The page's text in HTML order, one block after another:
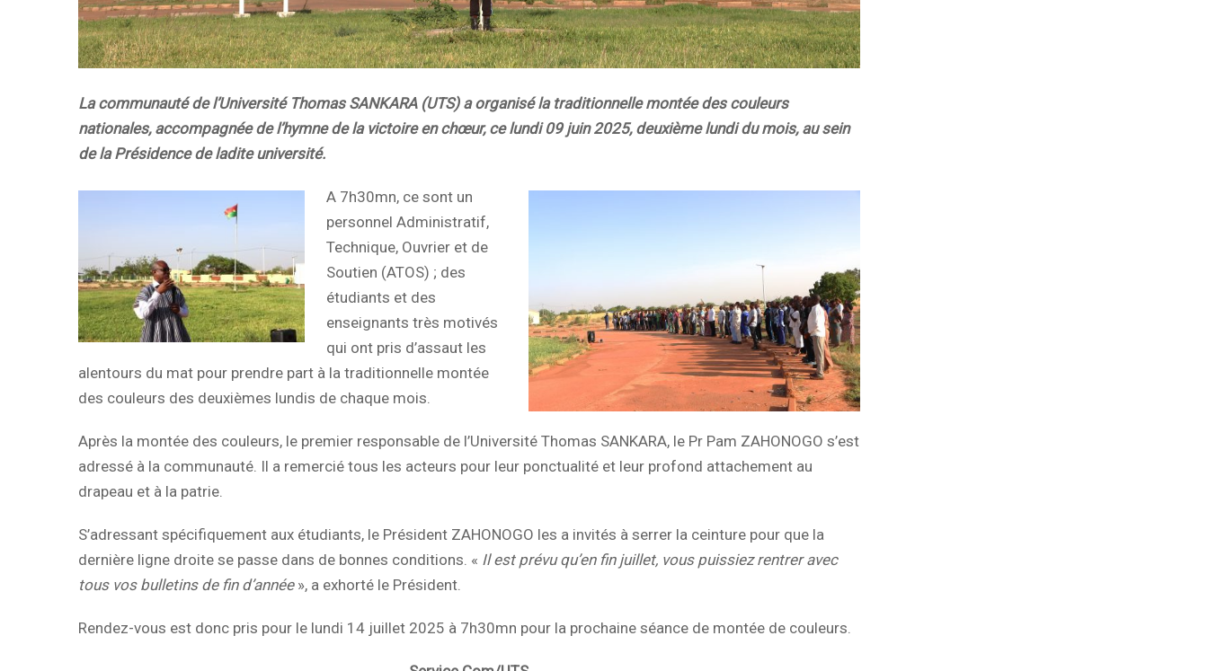
La communauté de l’Université Thomas SANKARA (UTS) a organisé la traditionnelle montée des couleurs
nationales, accompagnée de l’hymne de la victoire en chœur, ce lundi 09 juin 2025, deuxième lundi du mois, au sein
de la Présidence de ladite université.
A 7h30mn, ce sont un
personnel Administratif,
Technique, Ouvrier et de
Soutien (ATOS) ; des
étudiants et des
enseignants très motivés
qui ont pris d’assaut les
alentours du mat pour prendre part à la traditionnelle montée
des couleurs des deuxièmes lundis de chaque mois.
Après la montée des couleurs, le premier responsable de l’Université Thomas SANKARA, le Pr Pam ZAHONOGO s’est
adressé à la communauté. Il a remercié tous les acteurs pour leur ponctualité et leur profond attachement au
drapeau et à la patrie.
S’adressant spécifiquement aux étudiants, le Président ZAHONOGO les a invités à serrer la ceinture pour que la
dernière ligne droite se passe dans de bonnes conditions. « Il est prévu qu’en fin juillet, vous puissiez rentrer avec
tous vos bulletins de fin d’année », a exhorté le Président.
Rendez-vous est donc pris pour le lundi 14 juillet 2025 à 7h30mn pour la prochaine séance de montée de couleurs.